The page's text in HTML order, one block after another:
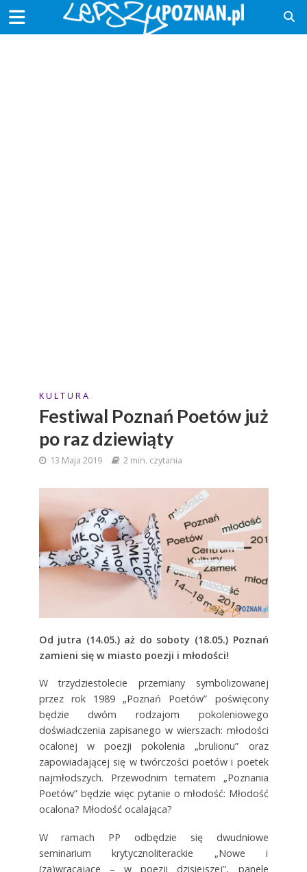
K U L T U R A
Festiwal Poznań Poetów już
po raz dziewiąty
13 Maja 2019 2 min. czytania
Od jutra (14.05.) aż do soboty (18.05.) Poznań
zamieni się w miasto poezji i młodości!
W trzydziestolecie przemiany symbolizowanej
przez rok 1989 „Poznań Poetów” poświęcony
będzie dwóm rodzajom pokoleniowego
doświadczenia zapisanego w wierszach: młodości
ocalonej w poezji pokolenia „brulionu” oraz
zapowiadającej się w twórczości poetów i poetek
najmłodszych. Przewodnim tematem „Poznania
Poetów” będzie więc pytanie o młodość: Młodość
ocalona? Młodość ocalająca?
W ramach PP odbędzie się dwudniowe
seminarium krytycznoliterackie „Nowe i
(za)wracające – w poezji dzisiejszej”, panele